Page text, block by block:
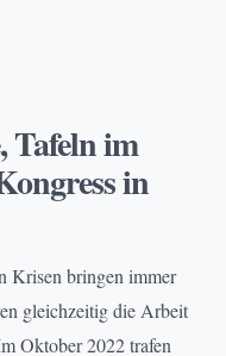
Tafeln im
in
Krisen bringen immer
gleichzeitig die Arbeit
Oktober 2022 trafen